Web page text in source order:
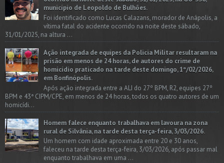
município de Leopoldo de Bulhões.
Foi identificado como Lucas Calazans, morador de Anápolis, a
vítima fatal do acidente ocorrido na noite deste sábado,
31/01/2025, na altura ...
Ação integrada de equipes da Policia Militar resultaram na
prisão em menos de 24 horas, de autores do crime de
homicídio praticado na tarde deste domingo, 1º/02/2026,
em Bonfinópolis.
Após ação integrada entre a ALI do 27º BPM, R2, equipes 27º
BPM e 43ª CIPM/CPE, em menos de 24 horas, todos os quatro autores de um
homicídi...
Homem falece enquanto trabalhava em lavoura na zona
rural de Silvânia, na tarde desta terça-feira, 3/03/2026.
Um homem com idade aproximada entre 20 e 30 anos,
faleceu na tarde desta terça-feira, 3/03/2026, após passar mal
enquanto trabalhava em uma ...